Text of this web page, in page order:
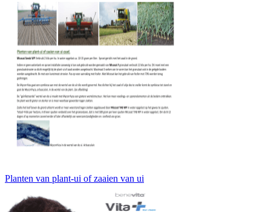
Planten van plant-ui of zaaien van ui